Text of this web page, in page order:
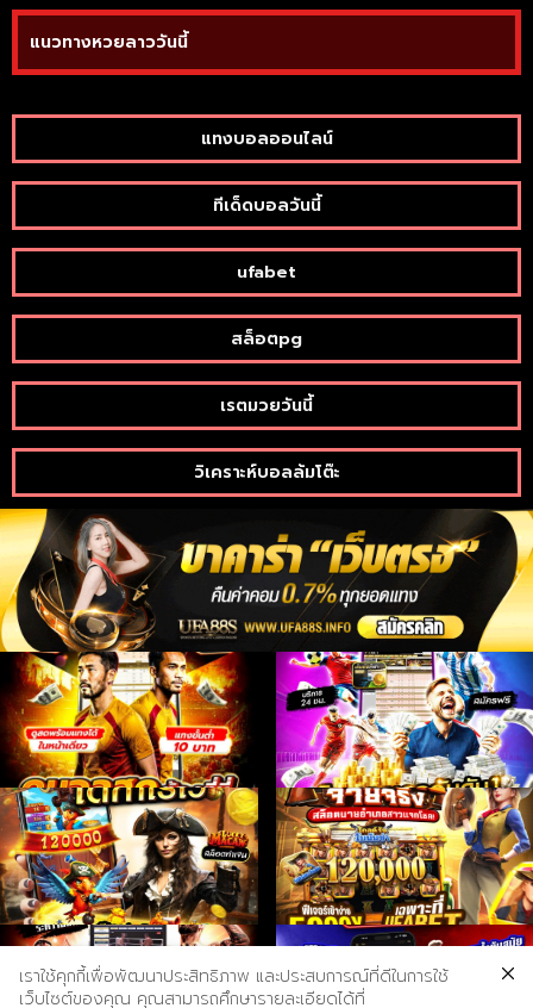
แนวทางหวยลาววันนี้
แทงบอลออนไลน์
ทีเด็ดบอลวันนี้
ufabet
สล็อตpg
เรตมวยวันนี้
วิเคราะห์บอลล้มโต๊ะ
เราใช้คุกกี้เพื่อพัฒนาประสิทธิภาพ และประสบการณ์ที่ดีในการใช้
เว็บไซต์ของคุณ คุณสามารถศึกษารายละเอียดได้ที่